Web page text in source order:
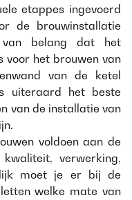
etappes ingevoerd
de brouwinstallatie
belang dat het
voor het brouwen van
van de ketel
uiteraard het beste
van de installatie van
voldoen aan de
verwerking,
moet je er bij de
welke mate van